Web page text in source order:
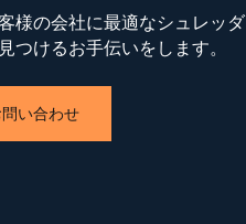
様の会社に最適なシュレッダ
つけるお手伝いをします。
問い合わせ